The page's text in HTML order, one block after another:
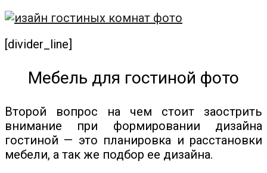
[divider_line]
Мебель для гостиной фото
Второй вопрос на чем стоит заострить
внимание при формировании дизайна
гостиной — это планировка и расстановки
мебели, а так же подбор ее дизайна.